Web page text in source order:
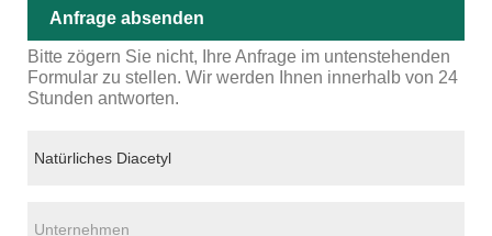
Anfrage absenden
Bitte zögern Sie nicht, Ihre Anfrage im untenstehenden
Formular zu stellen. Wir werden Ihnen innerhalb von 24
Stunden antworten.